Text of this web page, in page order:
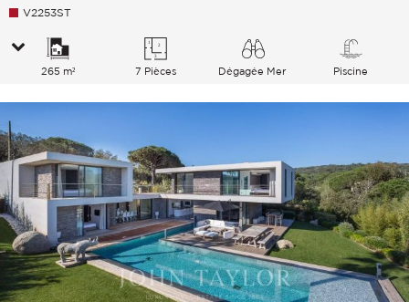
V2253ST
265 m² 7 Pièces Dégagée Mer Piscine